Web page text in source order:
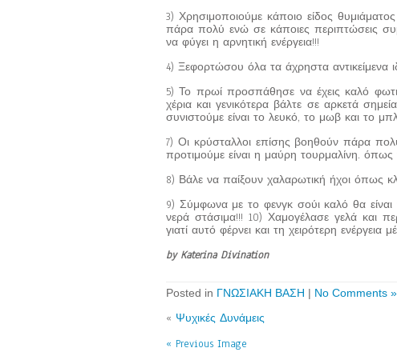
3) Χρησιμοποιούμε κάποιο είδος
πάρα πολύ ενώ σε κάποιες περιπτώσεις
να φύγει η αρνητική ενέργεια!!!
4) Ξεφορτώσου όλα τα άχρηστα αντικείμενα
5) Το πρωί προσπάθησε να έχεις καλό
χέρια και γενικότερα βάλτε σε αρκετά
συνιστούμε είναι το λευκό, το μωβ και το
7) Οι κρύσταλλοι επίσης βοηθούν πάρα
προτιμούμε είναι η μαύρη τουρμαλίνη. όπως
8) Βάλε να παίξουν χαλαρωτική ήχοι όπως
9) Σύμφωνα με το φενγκ σούι καλό θα
νερά στάσιμα!!! 10) Χαμογέλασε γελά και
γιατί αυτό φέρνει και τη χειρότερη
by Katerina Divination
Posted in ΓΝΩΣΙΑΚΗ ΒΑΣΗ | No Comments »
« Ψυχικές Δυνάμεις
« Previous Image